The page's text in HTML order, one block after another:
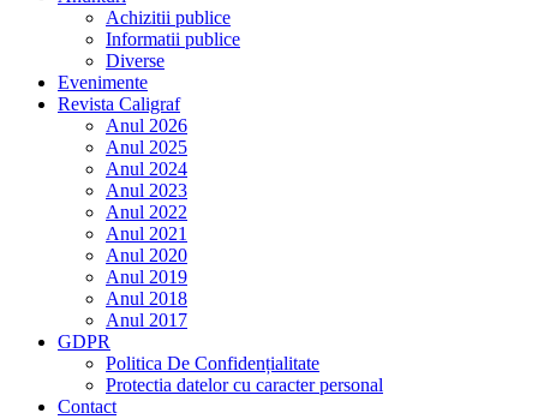
Achizitii publice
Informatii publice
Diverse
Evenimente
Revista Caligraf
Anul 2026
Anul 2025
Anul 2024
Anul 2023
Anul 2022
Anul 2021
Anul 2020
Anul 2019
Anul 2018
Anul 2017
GDPR
Politica De Confidențialitate
Protectia datelor cu caracter personal
Contact